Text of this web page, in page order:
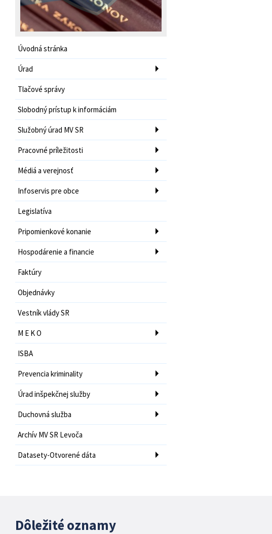
Úvodná stránka
Úrad
Tlačové správy
Slobodný prístup k informáciám
Služobný úrad MV SR
Pracovné príležitosti
Médiá a verejnosť
Infoservis pre obce
Legislatíva
Pripomienkové konanie
Hospodárenie a financie
Faktúry
Objednávky
Vestník vlády SR
M E K O
ISBA
Prevencia kriminality
Úrad inšpekčnej služby
Duchovná služba
Archív MV SR Levoča
Datasety-Otvorené dáta
Dôležité oznamy